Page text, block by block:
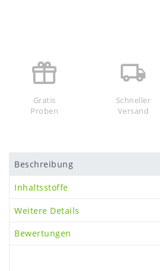
Gratis
Proben
Schneller
Versand
Beschreibung
Inhaltsstoffe
Weitere Details
Bewertungen